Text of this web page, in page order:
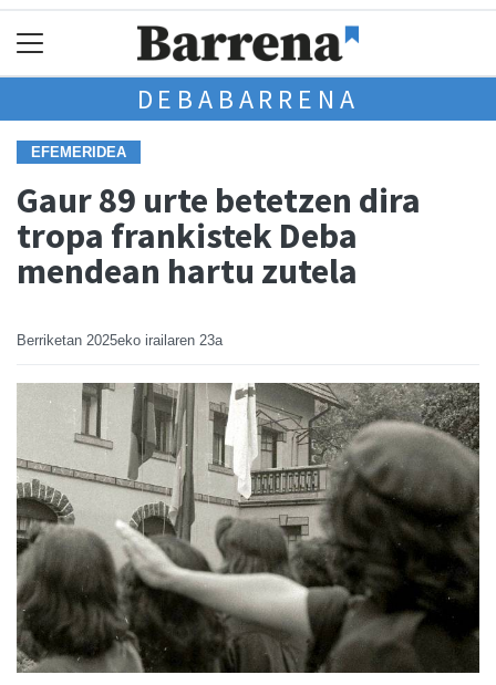
DEBABARRENA
EFEMERIDEA
Gaur 89 urte betetzen dira
tropa frankistek Deba
mendean hartu zutela
Berriketan 2025eko irailaren 23a